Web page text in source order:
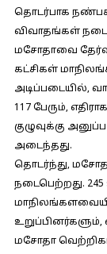
தொடர்பாக
விவாதங்கள்
மசோதாவை
கட்சிகள்
அடிப்படையில்,
117 பேரும்,
குழுவுக்கு
அடைந்தது.
தொடர்ந்து,
நடைபெற்றது.
உறுப்பினர்களும்,
மசோதா